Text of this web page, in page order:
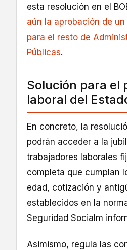
esta resolución en el
aún la aprobación de
para el resto de
Públicas.
Solución para el
laboral del
En concreto, la
podrán acceder a la
trabajadores laborales
completa que cumplan
edad, cotización y
establecidos en la
Seguridad Socialm
Asimismo, regula las